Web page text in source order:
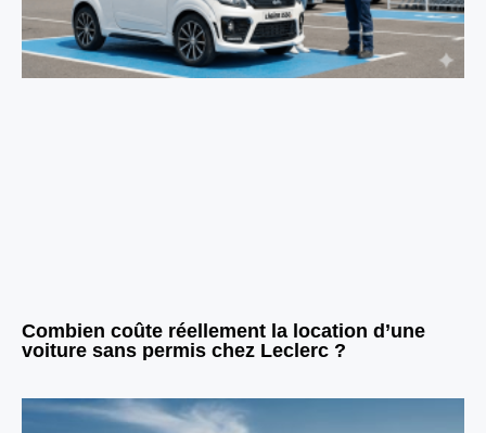
Combien coûte réellement la location d’une
voiture sans permis chez Leclerc ?